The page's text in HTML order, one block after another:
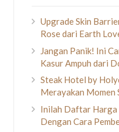
Upgrade Skin
Rose dari Earth
Jangan Panik! Ini
Kasur Ampuh dari
Steak Hotel by
Merayakan Momen
Inilah Daftar Harga
Dengan Cara